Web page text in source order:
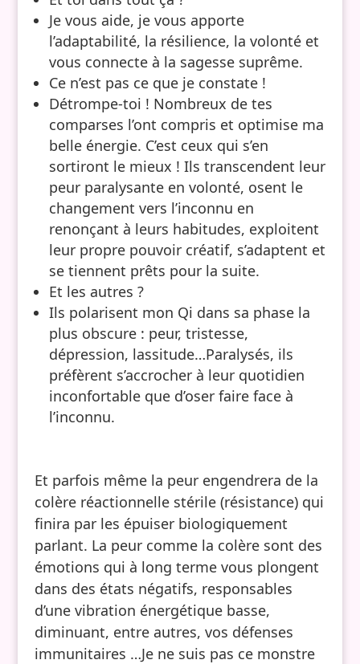
Je vous aide, je vous apporte
l’adaptabilité, la résilience, la volonté et
vous connecte à la sagesse suprême.
Ce n’est pas ce que je constate !
Détrompe-toi ! Nombreux de tes
comparses l’ont compris et optimise ma
belle énergie. C’est ceux qui s’en
sortiront le mieux ! Ils transcendent leur
peur paralysante en volonté, osent le
changement vers l’inconnu en
renonçant à leurs habitudes, exploitent
leur propre pouvoir créatif, s’adaptent et
se tiennent prêts pour la suite.
Et les autres ?
Ils polarisent mon Qi dans sa phase la
plus obscure : peur, tristesse,
dépression, lassitude…Paralysés, ils
préfèrent s’accrocher à leur quotidien
inconfortable que d’oser faire face à
l’inconnu.
Et parfois même la peur engendrera de la
colère réactionnelle stérile (résistance) qui
finira par les épuiser biologiquement
parlant. La peur comme la colère sont des
émotions qui à long terme vous plongent
dans des états négatifs, responsables
d’une vibration énergétique basse,
diminuant, entre autres, vos défenses
immunitaires …Je ne suis pas ce monstre